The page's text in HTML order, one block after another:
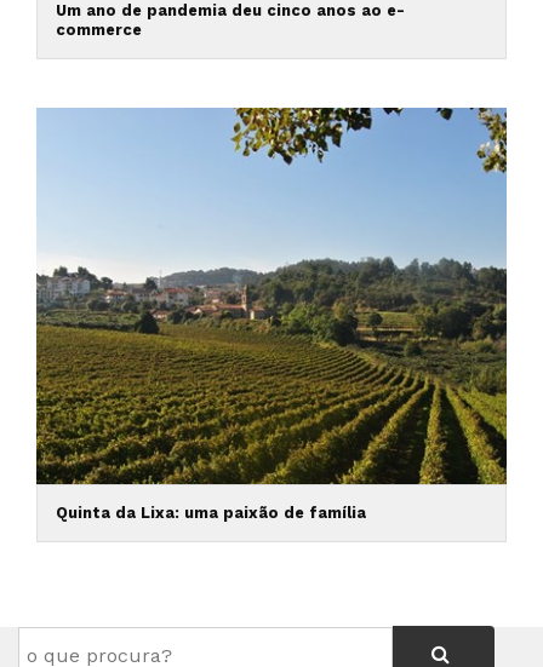
Um ano de pandemia deu cinco anos ao e-
commerce
Quinta da Lixa: uma paixão de família